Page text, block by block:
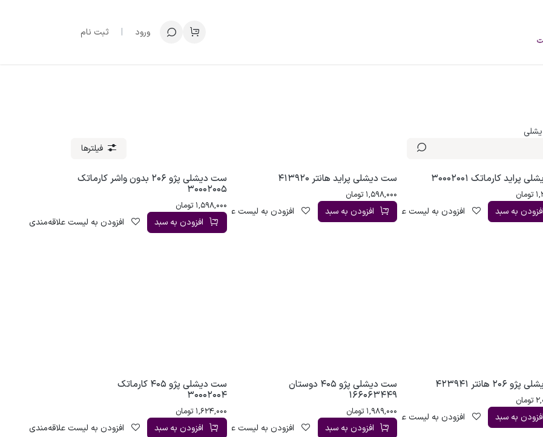
ورود | ثبت نام
فیلترها
کارماتک 30002001
تومان
افزودن به سبد افزودن به لیست علاقه‌مندی
ست دیشلی پراید هانتر 413920
1,598,000 تومان
افزودن به سبد افزودن به لیست علاقه‌مندی
ست دیشلی پژو 206 بدون واشر کارماتک
30002005
1,598,000 تومان
افزودن به سبد افزودن به لیست علاقه‌مندی
هانتر 423941
تومان
افزودن به سبد افزودن به لیست علاقه‌مندی
ست دیشلی پژو 405 دوستان
166063449
1,989,000 تومان
افزودن به سبد افزودن به لیست علاقه‌مندی
ست دیشلی پژو 405 کارماتک
30002004
1,624,000 تومان
افزودن به سبد افزودن به لیست علاقه‌مندی